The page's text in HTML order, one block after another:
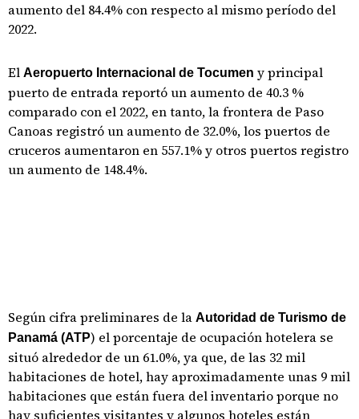
aumento del 84.4% con respecto al mismo período del
2022.
El Aeropuerto Internacional de Tocumen y principal
puerto de entrada reportó un aumento de 40.3 %
comparado con el 2022, en tanto, la frontera de Paso
Canoas registró un aumento de 32.0%, los puertos de
cruceros aumentaron en 557.1% y otros puertos registro
un aumento de 148.4%.
Según cifra preliminares de la Autoridad de Turismo de
Panamá (ATP) el porcentaje de ocupación hotelera se
situó alrededor de un 61.0%, ya que, de las 32 mil
habitaciones de hotel, hay aproximadamente unas 9 mil
habitaciones que están fuera del inventario porque no
hay suficientes visitantes y algunos hoteles están